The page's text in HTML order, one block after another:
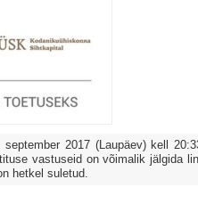
2017 (Laupäev) kell
vastuseid on võimalik jälgida
hetkel suletud.